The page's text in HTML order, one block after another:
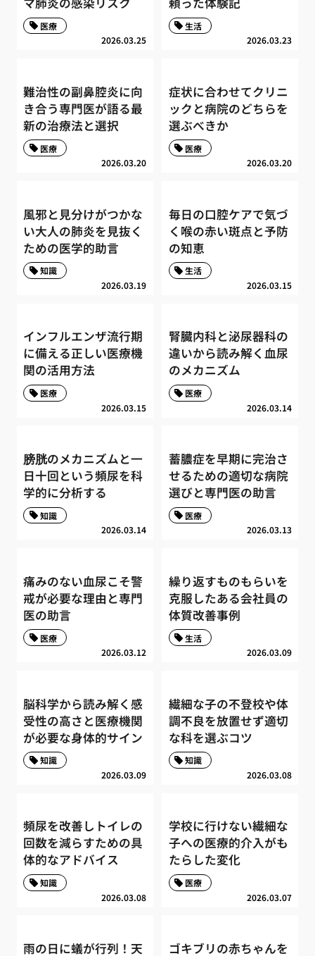
2026.03.25
医療
2026.03.23
生活
難治性の副鼻腔炎に向
き合う専門医が語る最
新の治療法と選択
2026.03.20
医療
症状に合わせてクリニ
ックと病院のどちらを
選ぶべきか
2026.03.20
医療
風邪と見分けがつかな
い大人の肺炎を見抜く
ための医学的助言
2026.03.19
知識
毎日の口腔ケアで気づ
く喉の赤い斑点と予防
の知恵
2026.03.15
生活
インフルエンザ流行期
に備える正しい医療機
関の活用方法
2026.03.15
医療
腎臓内科と泌尿器科の
違いから読み解く血尿
のメカニズム
2026.03.14
医療
膀胱のメカニズムと一
日十回という頻尿を科
学的に分析する
2026.03.14
知識
蓄膿症を早期に完治さ
せるための適切な病院
選びと専門医の助言
2026.03.13
医療
痛みのない血尿こそ警
戒が必要な理由と専門
医の助言
2026.03.12
医療
繰り返すものもらいを
克服したある会社員の
体質改善事例
2026.03.09
生活
脳科学から読み解く感
受性の高さと医療機関
が必要な身体的サイン
2026.03.09
知識
繊細な子の不登校や体
調不良を放置せず適切
な科を選ぶコツ
2026.03.08
知識
頻尿を改善しトイレの
回数を減らすための具
体的なアドバイス
2026.03.08
知識
学校に行けない繊細な
子への医療的介入がも
たらした変化
2026.03.07
医療
雨の日に蟻が行列！天
ゴキブリの赤ちゃんを